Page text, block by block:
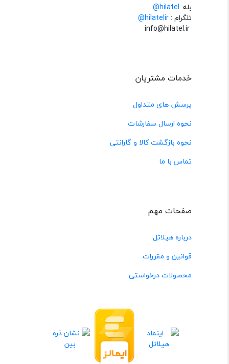
بله: hilatel@
تلگرام :@hilatelir
خدمات مشتریان
پرسش های متداول
نحوه ارسال سفارشات
نحوه بازگشت کالا و گارانتی
تماس با ما
صفحات مهم
درباره هیلاتل
قوانین و مقررات
محصولات درخواستی